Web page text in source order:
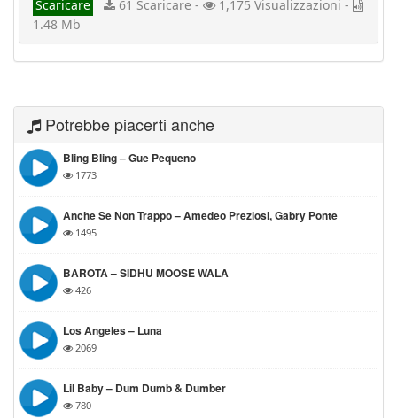
Scaricare 61 Scaricare -
1,175 Visualizzazioni -
1.48 Mb
Potrebbe piacerti anche
Bling Bling – Gue Pequeno
1773
Anche Se Non Trappo – Amedeo Preziosi, Gabry Ponte
1495
BAROTA – SIDHU MOOSE WALA
426
Los Angeles – Luna
2069
Lil Baby – Dum Dumb & Dumber
780